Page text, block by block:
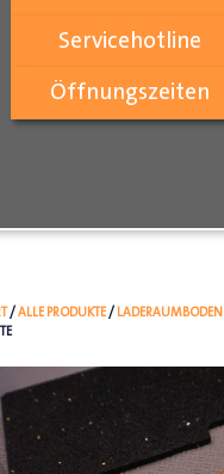
Servicehotline
Öffnungszeiten
/ALLE PRODUKTE/ LADERAUMBODEN